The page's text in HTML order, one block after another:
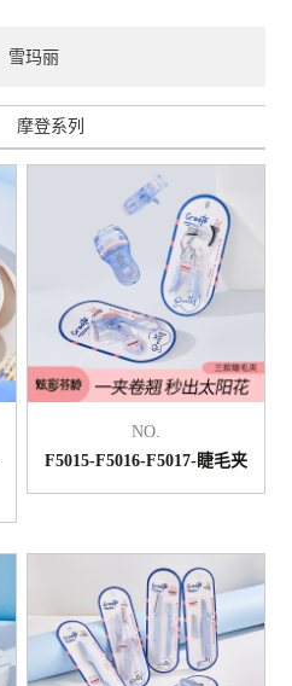
雪玛丽
摩登系列
NO.
F5015-F5016-F5017-睫毛夹